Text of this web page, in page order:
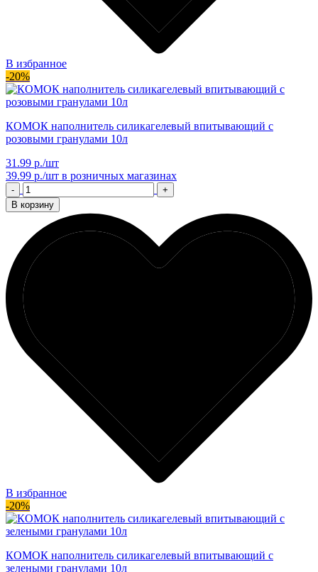
В избранное
-20%
КОМОК наполнитель силикагелевый впитывающий с
розовыми гранулами 10л
31.99 р./шт
39.99 р./шт в розничных магазинах
-
+
В корзину
В избранное
-20%
КОМОК наполнитель силикагелевый впитывающий с
зелеными гранулами 10л